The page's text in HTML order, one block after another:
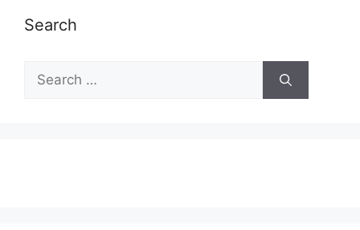
Search